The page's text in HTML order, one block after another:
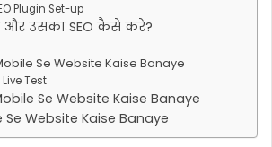
Plugin Set-up
उसका SEO कैसे करे?
Se Website Kaise Banaye
Test
Se Website Kaise Banaye
Se Website Kaise Banaye